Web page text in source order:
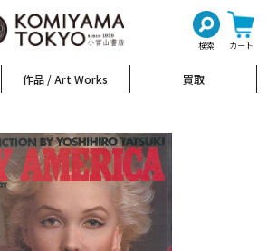
検索 カート
作品 / Art Works 買取